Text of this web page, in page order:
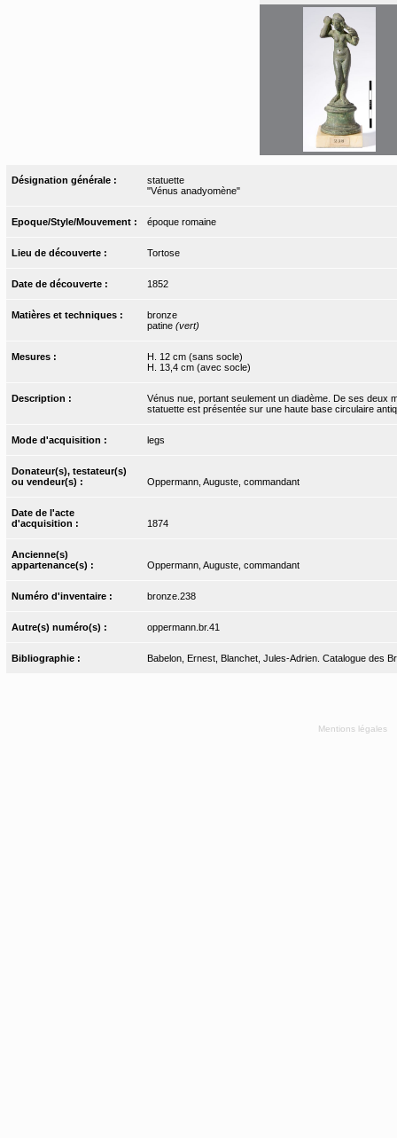
Désignation générale :
statuette
"Vénus anadyomène"
Epoque/Style/Mouvement : époque romaine
Lieu de découverte : Tortose
Date de découverte : 1852
Matières et techniques :
bronze
patine (vert)
Mesures :
H. 12 cm (sans socle)
H. 13,4 cm (avec socle)
Description :
Vénus nue, portant seulement un diadème. De ses deux
statuette est présentée sur une haute base circulaire
Mode d'acquisition : legs
Donateur(s), testateur(s)
ou vendeur(s) :
Oppermann, Auguste, commandant
Date de l'acte
d'acquisition :
1874
Ancienne(s)
appartenance(s) :
Oppermann, Auguste, commandant
Numéro d'inventaire : bronze.238
Autre(s) numéro(s) : oppermann.br.41
Bibliographie : Babelon, Ernest, Blanchet, Jules-Adrien. Catalogue des
Mentions légales